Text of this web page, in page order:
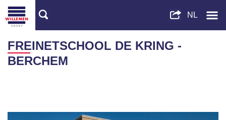
FREINETSCHOOL DE KRING -
BERCHEM